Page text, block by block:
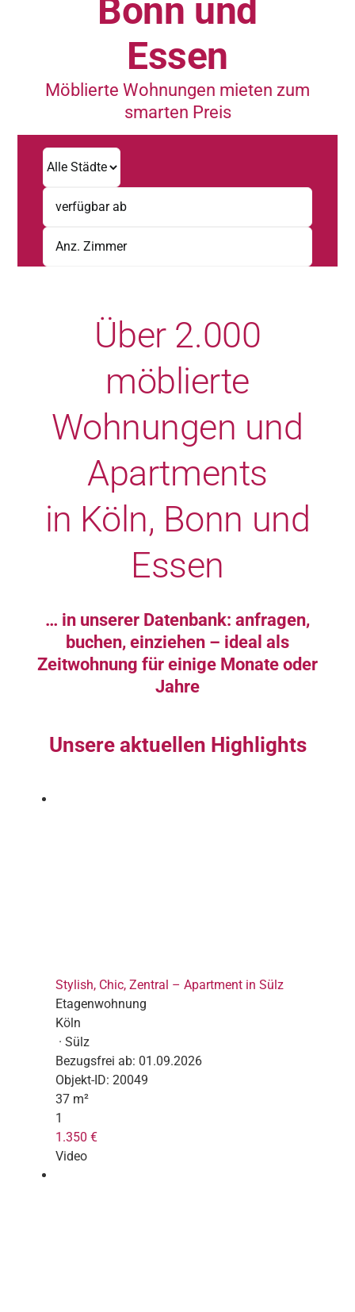
Bonn und
Essen
Möblierte Wohnungen mieten zum
smarten Preis
Über 2.000
möblierte
Wohnungen und
Apartments
in Köln, Bonn und
Essen
… in unserer Datenbank: anfragen,
buchen, einziehen – ideal als
Zeitwohnung für einige Monate oder
Jahre
Unsere aktuellen Highlights
Stylish, Chic, Zentral – Apartment in Sülz
Etagenwohnung
Köln
· Sülz
Bezugsfrei ab: 01.09.2026
Objekt-ID: 20049
37 m²
1
1.350 €
Video